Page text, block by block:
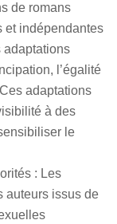
de romans
et indépendantes
adaptations
l’égalité
adaptations
à des
le
: Les
auteurs issus de